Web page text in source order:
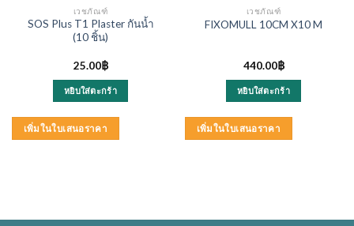
เวชภัณฑ์
SOS Plus T1 Plaster กันน้ำ
(10 ชิ้น)
25.00฿
หยิบใส่ตะกร้า
เพิ่มในใบเสนอราคา
เวชภัณฑ์
FIXOMULL 10CM X10 M
440.00฿
หยิบใส่ตะกร้า
เพิ่มในใบเสนอราคา